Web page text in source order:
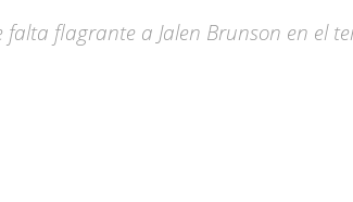
flagrante a Jalen Brunson en el